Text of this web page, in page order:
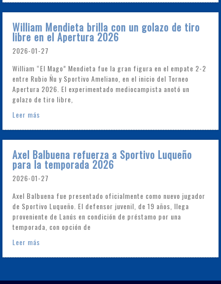
William Mendieta brilla con un golazo de tiro
libre en el Apertura 2026
2026-01-27
William “El Mago” Mendieta fue la gran figura en el empate 2-2
entre Rubio Ñu y Sportivo Ameliano, en el inicio del Torneo
Apertura 2026. El experimentado mediocampista anotó un
golazo de tiro libre,
Leer más
Axel Balbuena refuerza a Sportivo Luqueño
para la temporada 2026
2026-01-27
Axel Balbuena fue presentado oficialmente como nuevo jugador
de Sportivo Luqueño. El defensor juvenil, de 19 años, llega
proveniente de Lanús en condición de préstamo por una
temporada, con opción de
Leer más